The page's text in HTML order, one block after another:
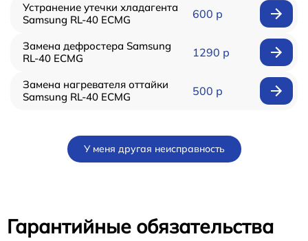
Устранение утечки хладагента
Samsung RL-40 ECMG
600 р
Замена дефростера Samsung
RL-40 ECMG
1290 р
Замена нагревателя оттайки
Samsung RL-40 ECMG
500 р
У меня другая неисправность
Гарантийные обязательства